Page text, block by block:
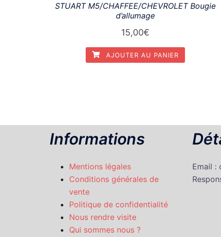
STUART M5/CHAFFEE/CHEVROLET Bougie
d’allumage
15,00€
AJOUTER AU PANIER
Informations
Mentions légales
Conditions générales de
vente
Politique de confidentialité
Nous rendre visite
Qui sommes nous ?
Email :